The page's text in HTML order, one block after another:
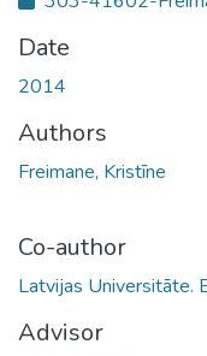
Date
2014
Authors
Freimane, Kristīne
Co-author
Latvijas Universitāte.
Advisor